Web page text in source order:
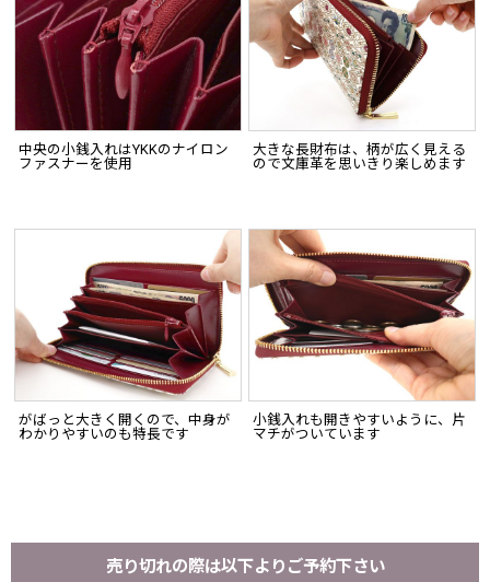
中央の小銭入れはYKKのナイロン
ファスナーを使用
大きな長財布は、柄が広く見える
ので文庫革を思いきり楽しめます
がばっと大きく開くので、中身が
わかりやすいのも特長です
小銭入れも開きやすいように、片
マチがついています
売り切れの際は以下よりご予約下さい